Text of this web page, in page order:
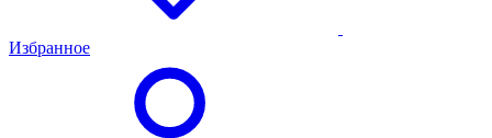
Избранное